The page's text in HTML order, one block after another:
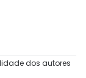
dos autores